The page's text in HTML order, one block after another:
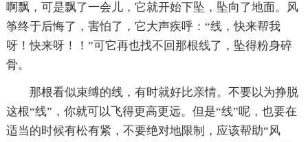
啊飘，可是飘了一会儿，它就开始下坠，坠向了地面。风
筝终于后悔了，害怕了，它大声疾呼：“线，快来帮我
呀！快来呀！！”可它再也找不回那根线了，坠得粉身碎
骨。
那根看似束缚的线，有时就好比亲情。不要以为挣脱
这根“线”，你就可以飞得更高更远。但是“线”呢，也要在
适当的时候有松有紧，不要绝对地限制，应该帮助“风